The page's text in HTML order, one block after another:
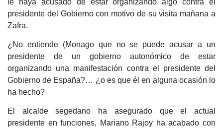
presidente del Gobierno con motivo de su visita mañana a
Zafra.
¿No entiende (Monago que no se puede acusar a un
presidente de un gobierno autonómico de estar
organizando una manifestación contra el presidente del
Gobierno de España?… ¿o es que él en alguna ocasión lo
ha hecho?
El alcalde segedano ha asegurado que el actual
presidente en funciones, Mariano Rajoy ha acabado con